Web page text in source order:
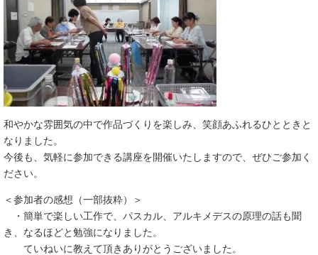
和やかな雰囲気の中で作品づくりを楽しみ、笑顔あふれるひとときと
なりました。
今後も、気軽に参加できる講座を開催いたしますので、ぜひご参加く
ださい。
＜参加者の感想（一部抜粋）＞
・簡単で楽しい工作で、パスカル、アルキメデスの原理の話も聞
き、なるほどと勉強になりました。
ていねいに教えて頂きありがとうございました。